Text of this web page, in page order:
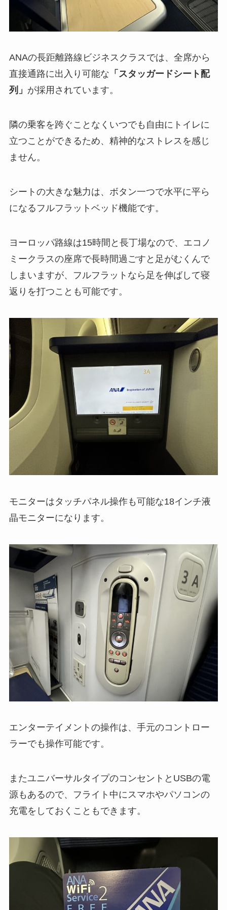
ANAの長距離路線ビジネスクラスでは、全席から
直接通路に出入り可能な 「スタッガードシート配
列」 が採用されています。
隣の乗客を跨ぐことなくいつでも自由にトイレに
立つことができるため、精神的なストレスを感じ
ません。
シートの大きな魅力は、ボタン一つで水平に平ら
になるフルフラットベッド機能です。
ヨーロッパ路線は15時間と長丁場なので、エコノ
ミークラスの座席で長時間過ごすと足がむくんで
しまいますが、フルフラットなら足を伸ばして寝
返りを打つことも可能です。
モニターはタッチパネル操作も可能な18インチ液
晶モニターになります。
エンターテイメントの操作は、手元のコントロー
ラーでも操作可能です。
またユニバーサルタイプのコンセントとUSBの電
源もあるので、フライト中にスマホやパソコンの
充電をしておくこともできます。